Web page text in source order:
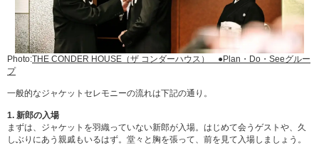
Photo:THE CONDER HOUSE（ザ コンダーハウス） ●Plan・Do・Seeグルー
プ
一般的なジャケットセレモニーの流れは下記の通り。
1. 新郎の入場
まずは、ジャケットを羽織っていない新郎が入場。はじめて会うゲストや、久
しぶりにあう親戚もいるはず。堂々と胸を張って、前を見て入場しましょう。